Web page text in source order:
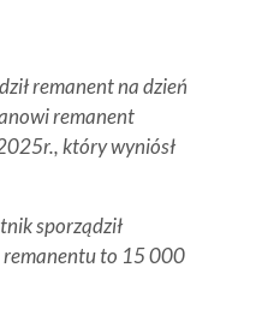
remanent na dzień
remanent
który wyniósł
sporządził
remanentu to 15 000